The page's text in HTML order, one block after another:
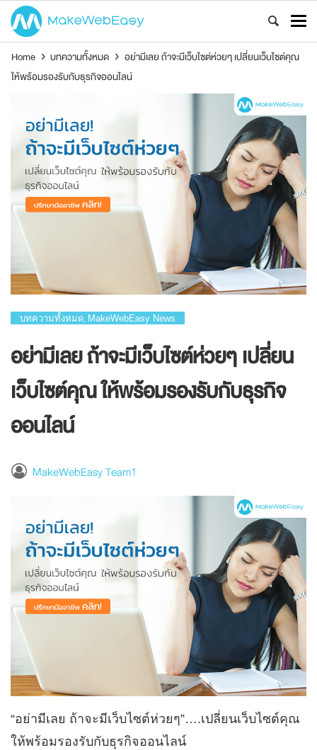
Home › บทความทั้งหมด › อย่ามีเลย ถ้าจะมีเว็บไซต์ห่วยๆ เปลี่ยนเว็บไซต์คุณ
ให้พร้อมรองรับกับธุรกิจออนไลน์
บทความทั้งหมด MakeWebEasy News
อย่ามีเลย ถ้าจะมีเว็บไซต์ห่วยๆ เปลี่ยน
เว็บไซต์คุณ ให้พร้อมรองรับกับธุรกิจ
ออนไลน์
MakeWebEasy Team1
“อย่ามีเลย ถ้าจะมีเว็บไซต์ห่วยๆ”….เปลี่ยนเว็บไซต์คุณ
ให้พร้อมรองรับกับธุรกิจออนไลน์